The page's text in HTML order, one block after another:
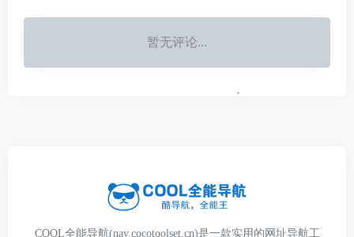
暂无评论...
COOL全能导航(nav.cocotoolset.cn)是一款实用的网址导航工